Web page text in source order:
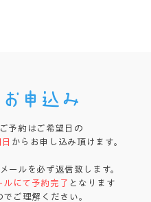
お申込み
ご予約はご希望日の
からお申し込み頂けます。
ールを必ず返信致します。
ルにて予約完了 となります
でご理解ください。